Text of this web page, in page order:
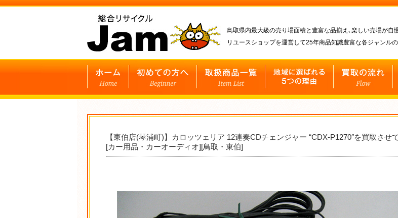
鳥取県内最大級の売り場面積と豊富な品揃え､楽しい売場が自
リユースショップを運営して25年商品知識豊富な各ジャンル
【東伯店(琴浦町)】カロッツェリア 12連奏CDチェンジャー “CDX-P1270″を買取させ
[カー用品・カーオーディオ][鳥取・東伯]